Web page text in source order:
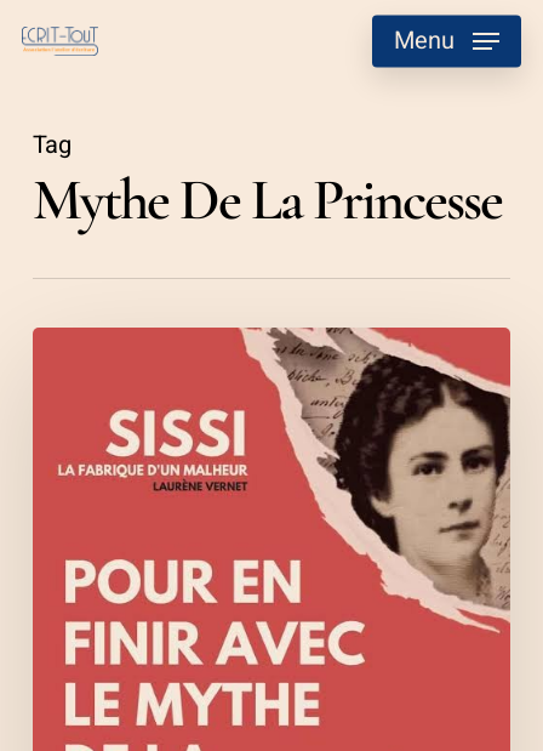
Skip
content
Menu
Tag
Mythe De La Princesse
d’un
malheur